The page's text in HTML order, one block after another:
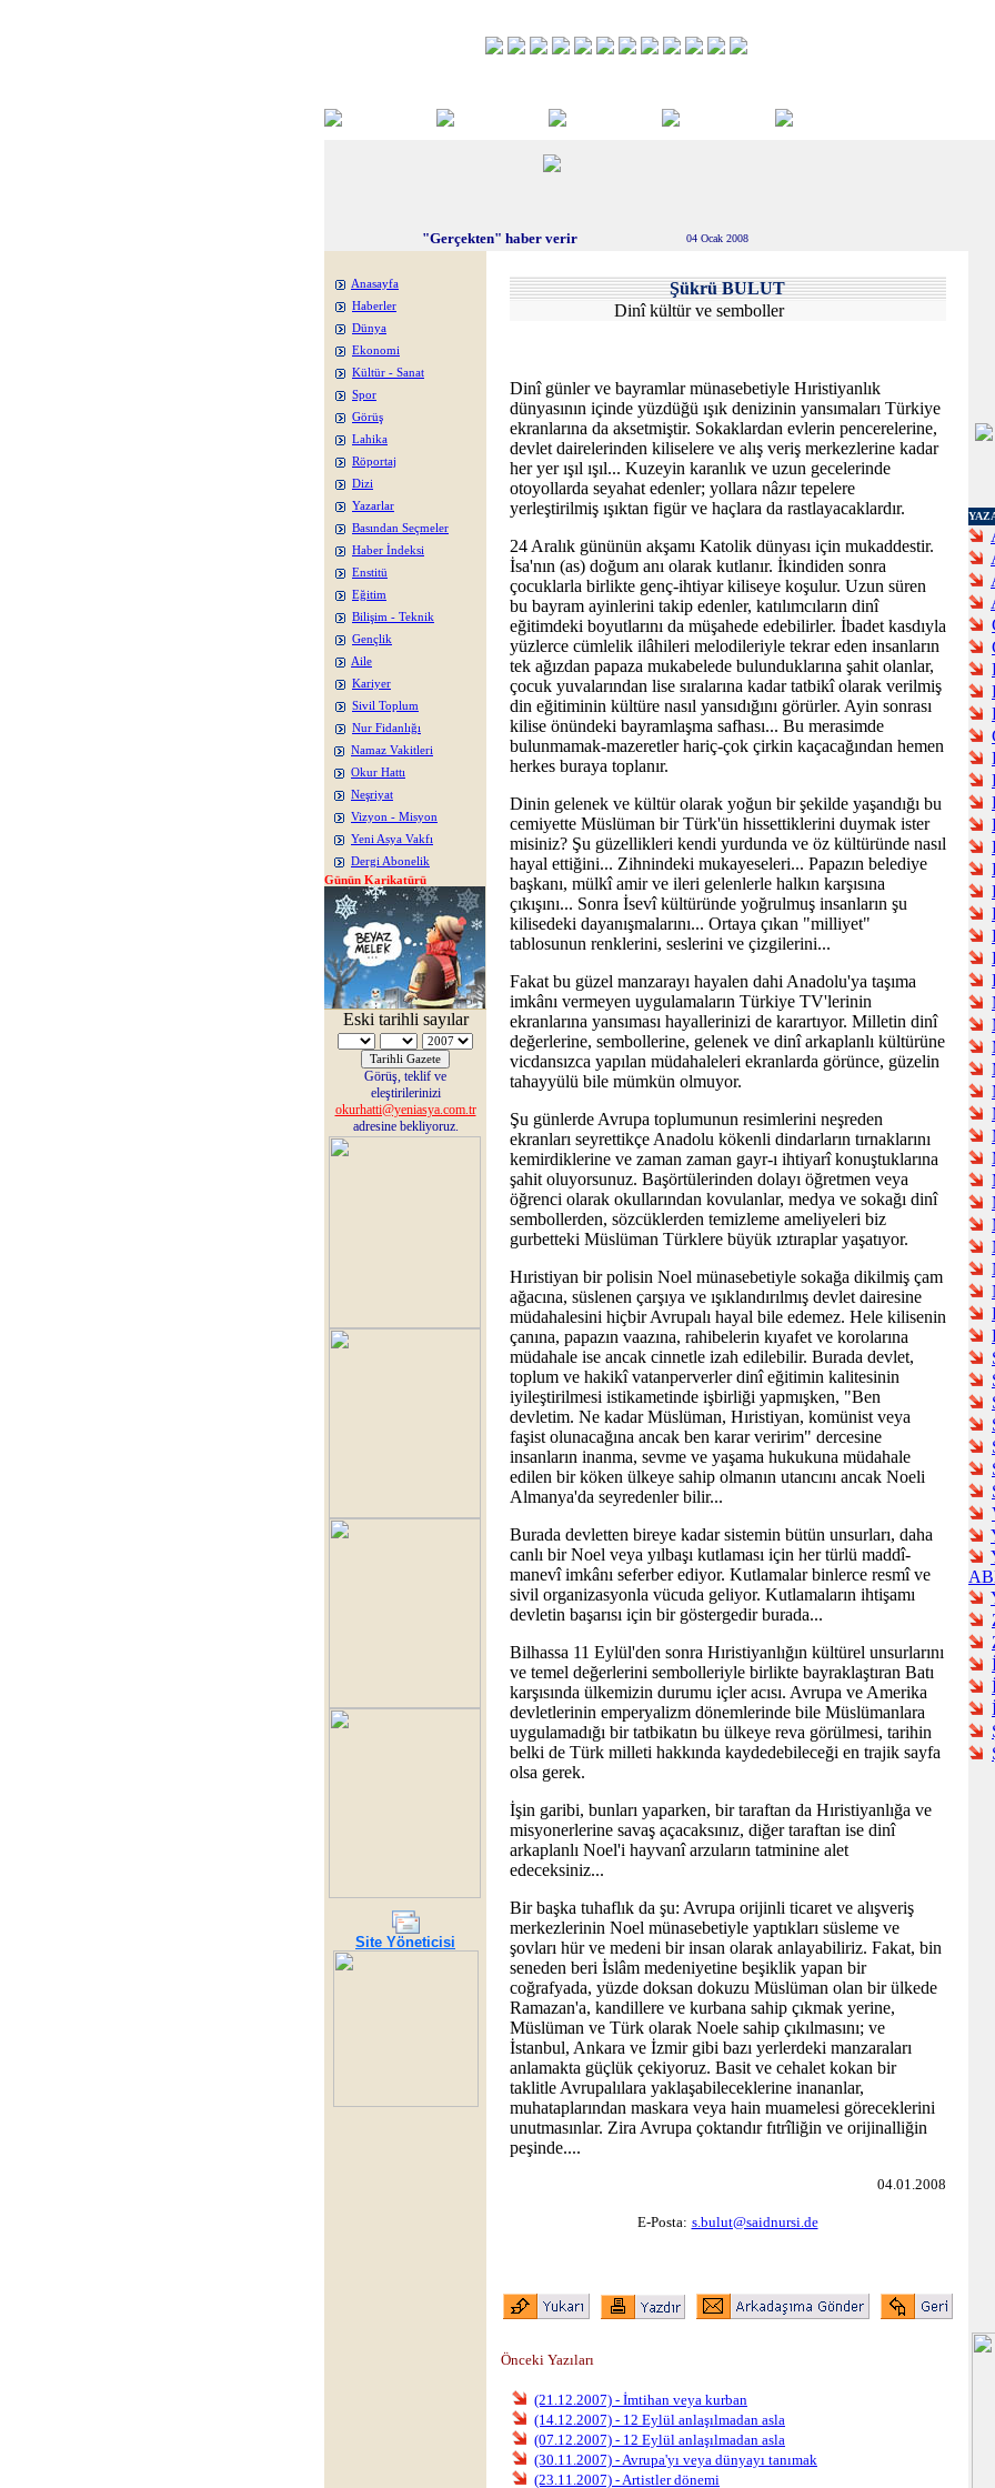
"Gerçekten" haber verir 04 Ocak 2008
Anasayfa
Haberler
Dünya
Ekonomi
Kültür - Sanat
Spor
Görüş
Lahika
Röportaj
Dizi
Yazarlar
Basından Seçmeler
Haber İndeksi
Enstitü
Eğitim
Bilişim - Teknik
Gençlik
Aile
Kariyer
Sivil Toplum
Nur Fidanlığı
Namaz Vakitleri
Okur Hattı
Neşriyat
Vizyon - Misyon
Yeni Asya Vakfı
Dergi Abonelik
Günün Karikatürü
Eski tarihli sayılar
Görüş, teklif ve
eleştirilerinizi
okurhatti@yeniasya.com.tr
adresine bekliyoruz.
Site Yöneticisi
Şükrü BULUT
Dinî kültür ve semboller
Dinî günler ve bayramlar münasebetiyle Hıristiyanlık
dünyasının içinde yüzdüğü ışık denizinin yansımaları Türkiye
ekranlarına da aksetmiştir. Sokaklardan evlerin pencerelerine,
devlet dairelerinden kiliselere ve alış veriş merkezlerine kadar
her yer ışıl ışıl... Kuzeyin karanlık ve uzun gecelerinde
otoyollarda seyahat edenler; yollara nâzır tepelere
yerleştirilmiş ışıktan figür ve haçlara da rastlayacaklardır.
24 Aralık gününün akşamı Katolik dünyası için mukaddestir.
İsa'nın (as) doğum anı olarak kutlanır. İkindiden sonra
çocuklarla birlikte genç-ihtiyar kiliseye koşulur. Uzun süren
bu bayram ayinlerini takip edenler, katılımcıların dinî
eğitimdeki boyutlarını da müşahede edebilirler. İbadet kasdıyla
yüzlerce cümlelik ilâhileri melodileriyle tekrar eden insanların
tek ağızdan papaza mukabelede bulunduklarına şahit olanlar,
çocuk yuvalarından lise sıralarına kadar tatbikî olarak verilmiş
din eğitiminin kültüre nasıl yansıdığını görürler. Ayin sonrası
kilise önündeki bayramlaşma safhası... Bu merasimde
bulunmamak-mazeretler hariç-çok çirkin kaçacağından hemen
herkes buraya toplanır.
Dinin gelenek ve kültür olarak yoğun bir şekilde yaşandığı bu
cemiyette Müslüman bir Türk'ün hissettiklerini duymak ister
misiniz? Şu güzellikleri kendi yurdunda ve öz kültüründe nasıl
hayal ettiğini... Zihnindeki mukayeseleri... Papazın belediye
başkanı, mülkî amir ve ileri gelenlerle halkın karşısına
çıkışını... Sonra İsevî kültüründe yoğrulmuş insanların şu
kilisedeki dayanışmalarını... Ortaya çıkan "milliyet"
tablosunun renklerini, seslerini ve çizgilerini...
Fakat bu güzel manzarayı hayalen dahi Anadolu'ya taşıma
imkânı vermeyen uygulamaların Türkiye TV'lerinin
ekranlarına yansıması hayallerinizi de karartıyor. Milletin dinî
değerlerine, sembollerine, gelenek ve dinî arkaplanlı kültürüne
vicdansızca yapılan müdahaleleri ekranlarda görünce, güzelin
tahayyülü bile mümkün olmuyor.
Şu günlerde Avrupa toplumunun resimlerini neşreden
ekranları seyrettikçe Anadolu kökenli dindarların tırnaklarını
kemirdiklerine ve zaman zaman gayr-ı ihtiyarî konuştuklarına
şahit oluyorsunuz. Başörtülerinden dolayı öğretmen veya
öğrenci olarak okullarından kovulanlar, medya ve sokağı dinî
sembollerden, sözcüklerden temizleme ameliyeleri biz
gurbetteki Müslüman Türklere büyük ıztıraplar yaşatıyor.
Hıristiyan bir polisin Noel münasebetiyle sokağa dikilmiş çam
ağacına, süslenen çarşıya ve ışıklandırılmış devlet dairesine
müdahalesini hiçbir Avrupalı hayal bile edemez. Hele kilisenin
çanına, papazın vaazına, rahibelerin kıyafet ve korolarına
müdahale ise ancak cinnetle izah edilebilir. Burada devlet,
toplum ve hakikî vatanperverler dinî eğitimin kalitesinin
iyileştirilmesi istikametinde işbirliği yapmışken, "Ben
devletim. Ne kadar Müslüman, Hıristiyan, komünist veya
faşist olunacağına ancak ben karar veririm" dercesine
insanların inanma, sevme ve yaşama hukukuna müdahale
edilen bir köken ülkeye sahip olmanın utancını ancak Noeli
Almanya'da seyredenler bilir...
Burada devletten bireye kadar sistemin bütün unsurları, daha
canlı bir Noel veya yılbaşı kutlaması için her türlü maddî-
manevî imkânı seferber ediyor. Kutlamalar binlerce resmî ve
sivil organizasyonla vücuda geliyor. Kutlamaların ihtişamı
devletin başarısı için bir göstergedir burada...
Bilhassa 11 Eylül'den sonra Hıristiyanlığın kültürel unsurlarını
ve temel değerlerini sembolleriyle birlikte bayraklaştıran Batı
karşısında ülkemizin durumu içler acısı. Avrupa ve Amerika
devletlerinin emperyalizm dönemlerinde bile Müslümanlara
uygulamadığı bir tatbikatın bu ülkeye reva görülmesi, tarihin
belki de Türk milleti hakkında kaydedebileceği en trajik sayfa
olsa gerek.
İşin garibi, bunları yaparken, bir taraftan da Hıristiyanlığa ve
misyonerlerine savaş açacaksınız, diğer taraftan ise dinî
arkaplanlı Noel'i hayvanî arzuların tatminine alet
edeceksiniz...
Bir başka tuhaflık da şu: Avrupa orijinli ticaret ve alışveriş
merkezlerinin Noel münasebetiyle yaptıkları süsleme ve
şovları hür ve medeni bir insan olarak anlayabiliriz. Fakat, bin
seneden beri İslâm medeniyetine beşiklik yapan bir
coğrafyada, yüzde doksan dokuzu Müslüman olan bir ülkede
Ramazan'a, kandillere ve kurbana sahip çıkmak yerine,
Müslüman ve Türk olarak Noele sahip çıkılmasını; ve
İstanbul, Ankara ve İzmir gibi bazı yerlerdeki manzaraları
anlamakta güçlük çekiyoruz. Basit ve cehalet kokan bir
taklitle Avrupalılara yaklaşabileceklerine inananlar,
muhataplarından maskara veya hain muamelesi göreceklerini
unutmasınlar. Zira Avrupa çoktandır fıtrîliğin ve orijinalliğin
peşinde....
04.01.2008
E-Posta: s.bulut@saidnursi.de
Önceki Yazıları
(21.12.2007) - İmtihan veya kurban
(14.12.2007) - 12 Eylül anlaşılmadan asla
(07.12.2007) - 12 Eylül anlaşılmadan asla
(30.11.2007) - Avrupa'yı veya dünyayı tanımak
(23.11.2007) - Artistler dönemi